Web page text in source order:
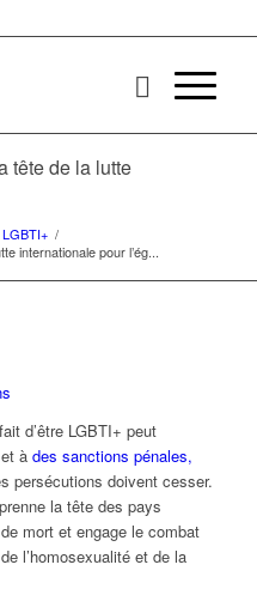
tête de la lutte
/
internationale pour l’ég...
d’être LGBTI+ peut
à des sanctions pénales,
persécutions doivent cesser.
la tête des pays
mort et engage le combat
l’homosexualité et de la